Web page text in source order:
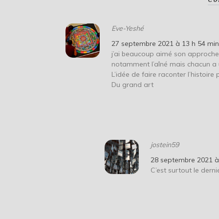
Eve-Yeshé
27 septembre 2021 à 13 h 54 min
j’ai beaucoup aimé son
notamment l’aîné mais chacun a
L’idée de faire raconter l’histoire
Du grand art
jostein59
28 septembre 2021
C’est surtout le